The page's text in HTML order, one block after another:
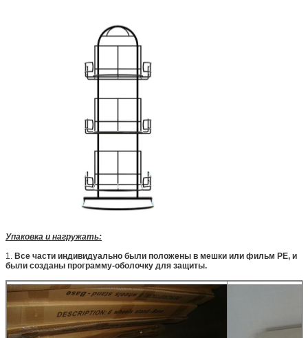
Упаковка и нагружать:
1. Все части индивидуально были положены в мешки или фильм PE, и
были созданы программу-оболочку для защиты.